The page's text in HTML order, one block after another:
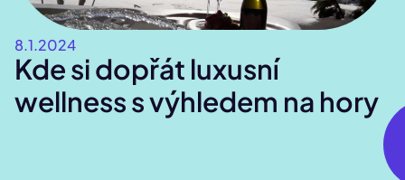
8.1.2024
Kde si dopřát luxusní
wellness s výhledem na hory